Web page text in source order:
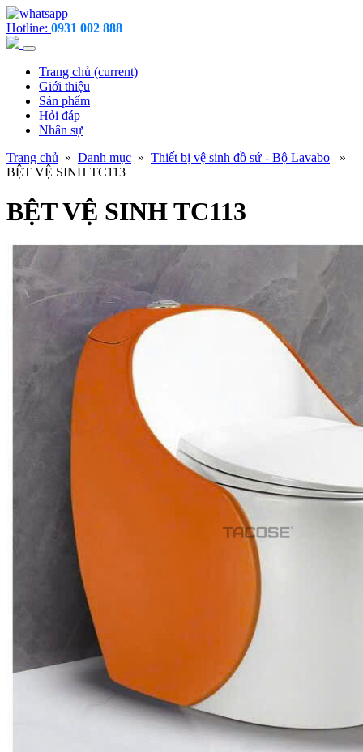
Hotline: 0931 002 888
Trang chủ (current)
Giới thiệu
Sản phẩm
Hỏi đáp
Nhân sự
Trang chủ » Danh mục » Thiết bị vệ sinh đồ sứ - Bộ Lavabo »
BỆT VỆ SINH TC113
BỆT VỆ SINH TC113